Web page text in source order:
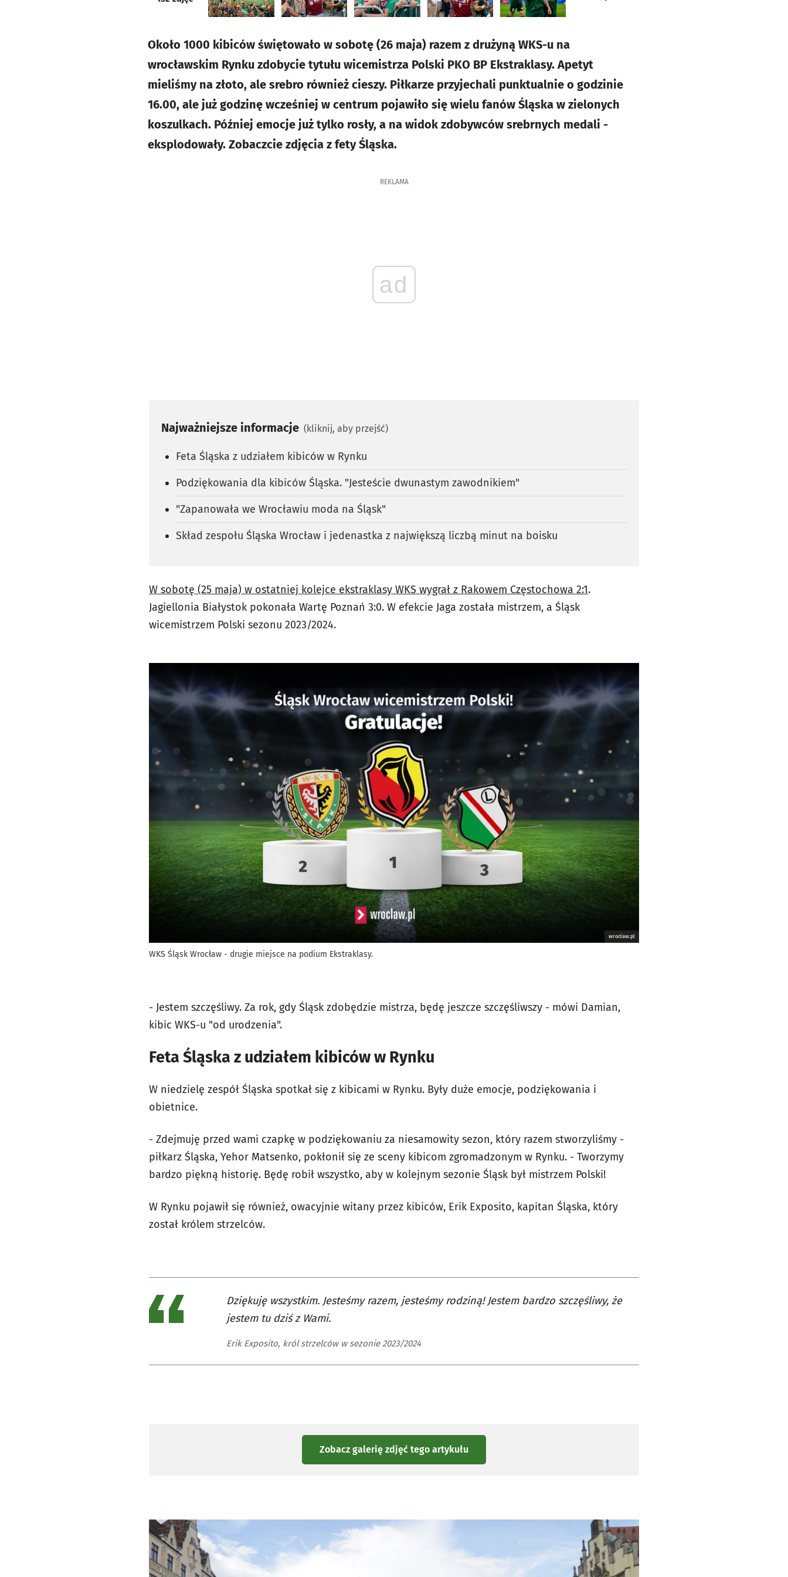
Około 1000 kibiców świętowało w sobotę (26 maja) razem z drużyną WKS-u na
wrocławskim Rynku zdobycie tytułu wicemistrza Polski PKO BP Ekstraklasy. Apetyt
mieliśmy na złoto, ale srebro również cieszy. Piłkarze przyjechali punktualnie o godzinie
16.00, ale już godzinę wcześniej w centrum pojawiło się wielu fanów Śląska w zielonych
koszulkach. Później emocje już tylko rosły, a na widok zdobywców srebrnych medali -
eksplodowały. Zobaczcie zdjęcia z fety Śląska.
REKLAMA
ad
Najważniejsze informacje (kliknij, aby przejść)
Feta Śląska z udziałem kibiców w Rynku
Podziękowania dla kibiców Śląska. "Jesteście dwunastym zawodnikiem"
"Zapanowała we Wrocławiu moda na Śląsk"
Skład zespołu Śląska Wrocław i jedenastka z największą liczbą minut na boisku
W sobotę (25 maja) w ostatniej kolejce ekstraklasy WKS wygrał z Rakowem Częstochowa 2:1.
Jagiellonia Białystok pokonała Wartę Poznań 3:0. W efekcie Jaga została mistrzem, a Śląsk
wicemistrzem Polski sezonu 2023/2024.
wroclaw.pl
WKS Śląsk Wrocław - drugie miejsce na podium Ekstraklasy.
- Jestem szczęśliwy. Za rok, gdy Śląsk zdobędzie mistrza, będę jeszcze szczęśliwszy - mówi Damian,
kibic WKS-u "od urodzenia".
Feta Śląska z udziałem kibiców w Rynku
W niedzielę zespół Śląska spotkał się z kibicami w Rynku. Były duże emocje, podziękowania i
obietnice.
- Zdejmuję przed wami czapkę w podziękowaniu za niesamowity sezon, który razem stworzyliśmy -
piłkarz Śląska, Yehor Matsenko, pokłonił się ze sceny kibicom zgromadzonym w Rynku. - Tworzymy
bardzo piękną historię. Będę robił wszystko, aby w kolejnym sezonie Śląsk był mistrzem Polski!
W Rynku pojawił się również, owacyjnie witany przez kibiców, Erik Exposito, kapitan Śląska, który
został królem strzelców.
Dziękuję wszystkim. Jesteśmy razem, jesteśmy rodziną! Jestem bardzo szczęśliwy, że
jestem tu dziś z Wami.
Erik Exposito, król strzelców w sezonie 2023/2024
Zobacz galerię zdjęć tego artykułu